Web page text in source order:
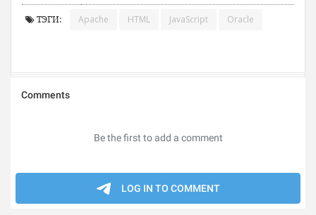
ТЭГИ: Apache HTML JavaScript Oracle